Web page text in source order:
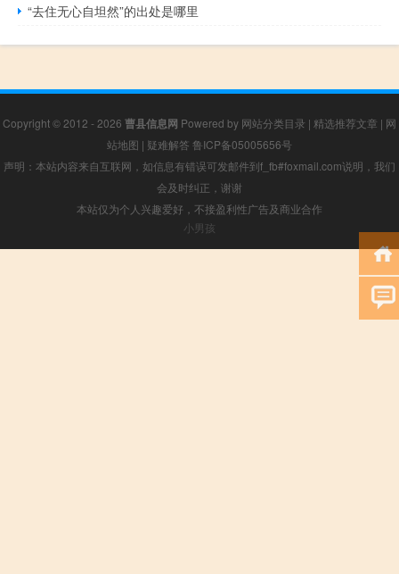
“去住无心自坦然”的出处是哪里
Copyright © 2012 - 2026 曹县信息网 Powered by 网站分类目录 | 精选推荐文章 | 网
站地图 | 疑难解答 鲁ICP备05005656号
声明：本站内容来自互联网，如信息有错误可发邮件到f_fb#foxmail.com说明，我们
会及时纠正，谢谢
本站仅为个人兴趣爱好，不接盈利性广告及商业合作
小男孩